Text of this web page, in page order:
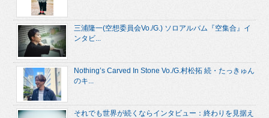
三浦隆一(空想委員会Vo./G.) ソロアルバム『空集合』イ
ンタビ...
Nothing’s Carved In Stone Vo./G.村松拓 続・たっきゅん
のキ...
それでも世界が続くならインタビュー：終わりを見据え